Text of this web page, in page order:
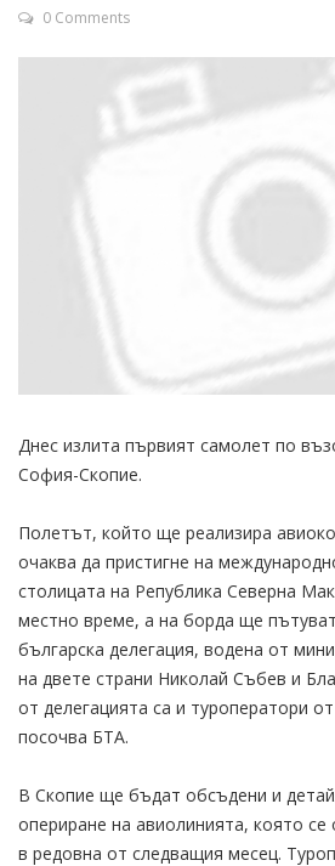
0 Comments
Днес излита първият самолет по
София-Скопие.
Полетът, който ще реализира
очаква да пристигне на
столицата на Република Северна
местно време, а на борда ще
българска делегация, водена от
на двете страни Николай Събев и
от делегацията са и туроператори
посочва БТА.
В Скопие ще бъдат обсъдени и
опериране на авиолинията, която се
в редовна от следващия месец.